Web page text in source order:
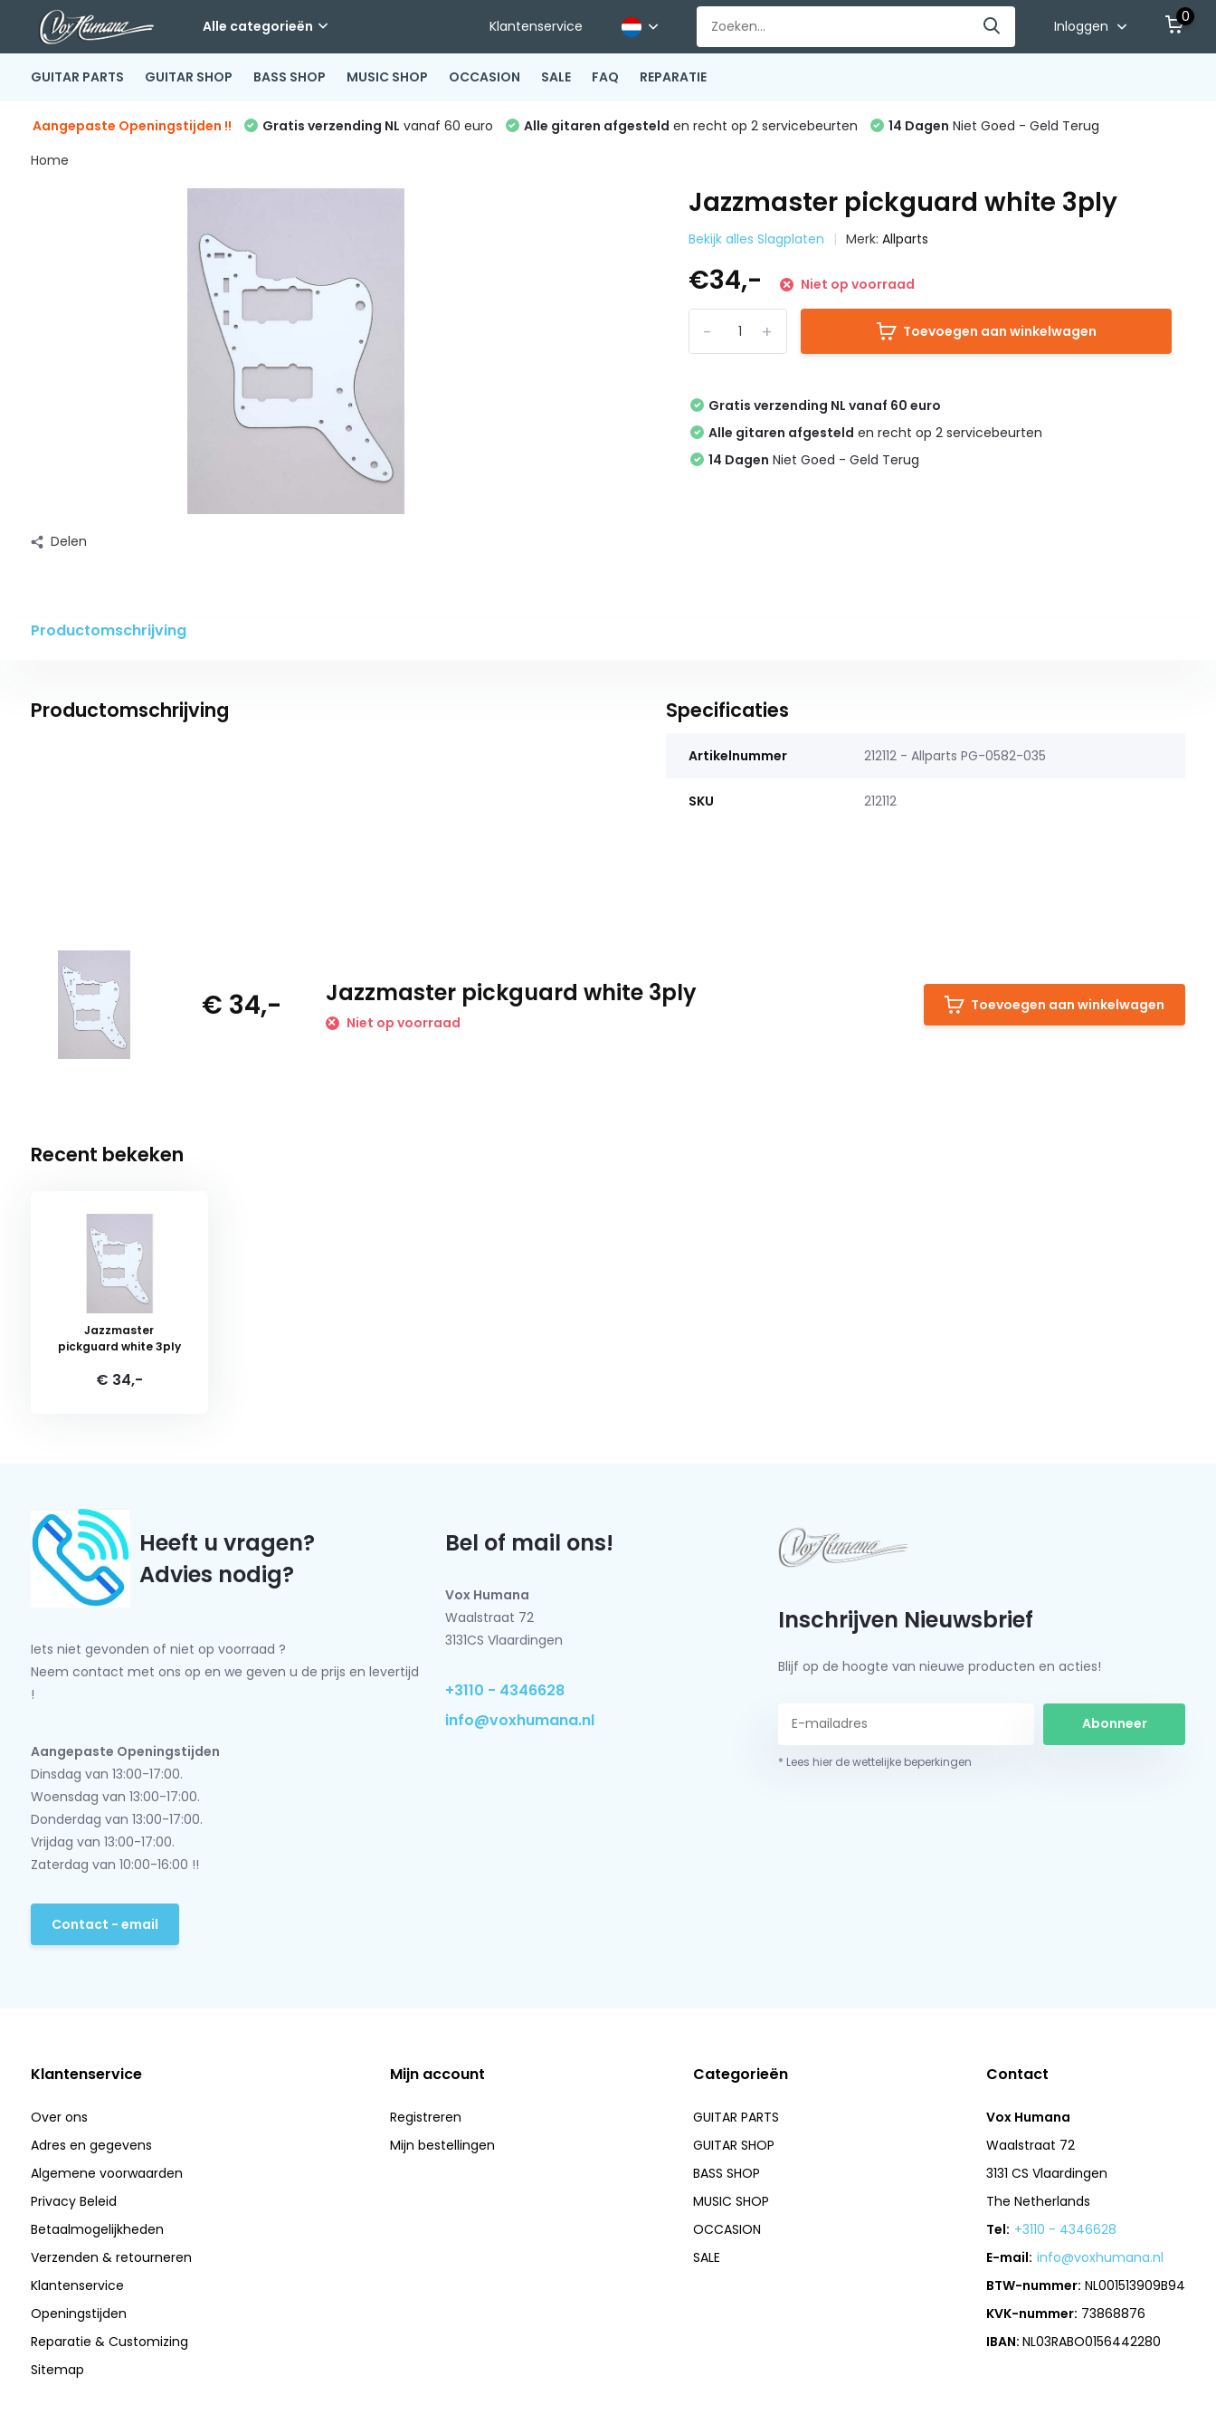
Alle categorieën Klantenservice Inloggen
0
GUITAR PARTS GUITAR SHOP BASS SHOP MUSIC SHOP OCCASION SALE FAQ REPARATIE
Aangepaste Openingstijden !! Gratis verzending NL vanaf 60 euro Alle gitaren afgesteld en recht op 2 servicebeurten 14 Dagen Niet Goed - Geld Terug
Home
Delen
Jazzmaster pickguard white 3ply
Bekijk alles Slagplaten Merk:Allparts
€34,- Niet op voorraad
+
- Toevoegen aan winkelwagen
Gratis verzending NL vanaf 60 euro
Alle gitaren afgesteld en recht op 2 servicebeurten
14 Dagen Niet Goed - Geld Terug
Productomschrijving
Productomschrijving Specificaties
Artikelnummer 212112 - Allparts PG-0582-035
SKU 212112
€ 34,- Jazzmaster pickguard white 3ply
Niet op voorraad
Toevoegen aan winkelwagen
Recent bekeken
Jazzmaster
pickguard white 3ply
€ 34,-
Heeft u vragen?
Advies nodig?
Iets niet gevonden of niet op voorraad ?
Neem contact met ons op en we geven u de prijs en levertijd
!
Aangepaste Openingstijden
Dinsdag van 13:00-17:00.
Woensdag van 13:00-17:00.
Donderdag van 13:00-17:00.
Vrijdag van 13:00-17:00.
Zaterdag van 10:00-16:00 !!
Contact - email
Bel of mail ons!
Vox Humana
Waalstraat 72
3131CS Vlaardingen
+3110 - 4346628
info@voxhumana.nl
Inschrijven Nieuwsbrief
Blijf op de hoogte van nieuwe producten en acties!
Abonneer
* Lees hier de wettelijke beperkingen
Klantenservice
Over ons
Adres en gegevens
Algemene voorwaarden
Privacy Beleid
Betaalmogelijkheden
Verzenden & retourneren
Klantenservice
Openingstijden
Reparatie & Customizing
Sitemap
Mijn account
Registreren
Mijn bestellingen
Categorieën
GUITAR PARTS
GUITAR SHOP
BASS SHOP
MUSIC SHOP
OCCASION
SALE
Contact
Vox Humana
Waalstraat 72
3131 CS Vlaardingen
The Netherlands
Tel: +3110 - 4346628
E-mail: info@voxhumana.nl
BTW-nummer: NL001513909B94
KVK-nummer: 73868876
IBAN:NL03RABO0156442280